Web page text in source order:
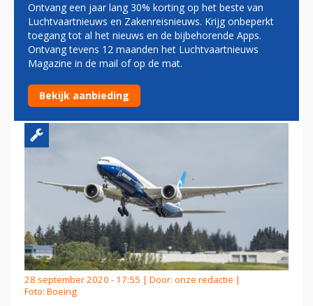
MOTOR NIEUWE BOEING
777X GOEDGEKEURD VOOR
GEBRUIK
28 september 2020 - 17:55 | Door: onze redactie |
Foto: Boeing
Ontvang een jaar lang 30% korting op het beste van
Luchtvaartnieuws en Zakenreisnieuws. Krijg onbeperkt
toegang tot al het nieuws en de bijbehorende Apps.
Ontvang tevens 12 maanden het Luchtvaartnieuws
Magazine in de mail of op de mat.
Bekijk aanbieding